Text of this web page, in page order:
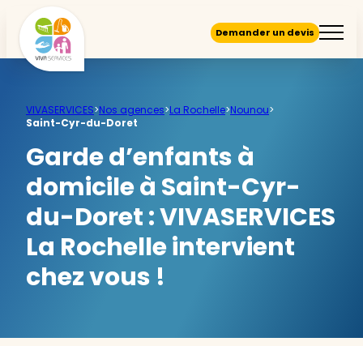
Demander un devis
VIVASERVICES>Nos agences>La Rochelle>Nounou>
Saint-Cyr-du-Doret
Garde d’enfants à
domicile à Saint-Cyr-
du-Doret :VIVASERVICES
La Rochelle intervient
chez vous !